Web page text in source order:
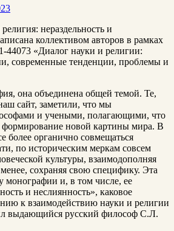
нераздельность и
коллективом авторов в рамках
«Диалог науки и религии:
современные тенденции, проблемы и
она объединена общей темой. Те,
сайт, заметили, что мы
и учеными, полагающими, что
формирование новой картины мира. В
более органично совмещаться
по историческим меркам совсем
культуры, взаимодополняя
сохраняя свою специфику. Эта
монографии и, в том числе, ее
и неслиянность», каковое
к взаимодействию науки и религии
выдающийся русский философ С.Л.